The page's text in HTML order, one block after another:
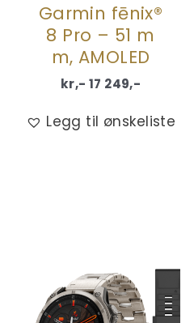
Garmin fēnix®
8 Pro – 51 m
m, AMOLED
kr,- 17 249,-
Legg til ønskeliste